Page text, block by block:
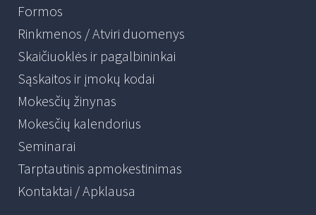
Formos
Rinkmenos / Atviri duomenys
Skaičiuoklės ir pagalbininkai
Sąskaitos ir įmokų kodai
Mokesčių žinynas
Mokesčių kalendorius
Seminarai
Tarptautinis apmokestinimas
Kontaktai / Apklausa